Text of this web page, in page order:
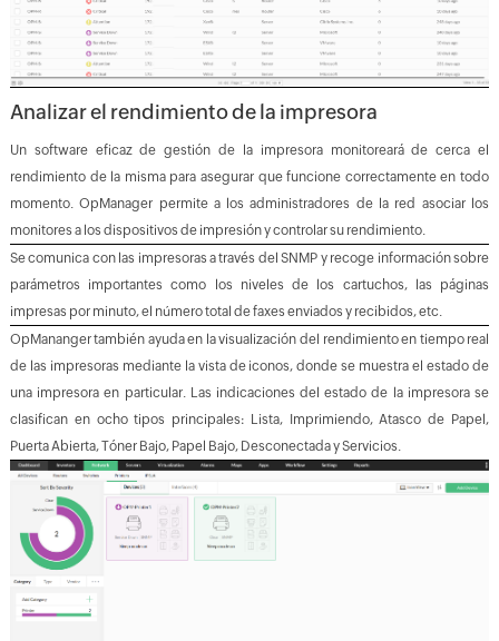
Analizar el rendimiento de la impresora
Un software eficaz de gestión de la impresora monitoreará de cerca el
rendimiento de la misma para asegurar que funcione correctamente en todo
momento. OpManager permite a los administradores de la red asociar los
monitores a los dispositivos de impresión y controlar su rendimiento.
Se comunica con las impresoras a través del SNMP y recoge información sobre
parámetros importantes como los niveles de los cartuchos, las páginas
impresas por minuto, el número total de faxes enviados y recibidos, etc.
OpMananger también ayuda en la visualización del rendimiento en tiempo real
de las impresoras mediante la vista de iconos, donde se muestra el estado de
una impresora en particular. Las indicaciones del estado de la impresora se
clasifican en ocho tipos principales: Lista, Imprimiendo, Atasco de Papel,
Puerta Abierta, Tóner Bajo, Papel Bajo, Desconectada y Servicios.